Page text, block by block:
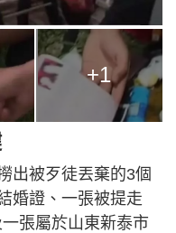
+1
出被歹徒丟棄的3個
婚證、一張被提走
張屬於山東新泰市